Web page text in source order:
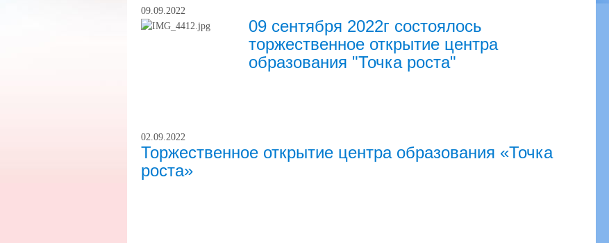
09.09.2022
09 сентября 2022г состоялось
торжественное открытие центра
образования "Точка роста"
02.09.2022
Торжественное открытие центра образования «Точка
роста»